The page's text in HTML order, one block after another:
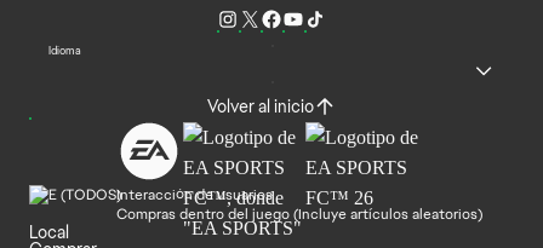
Idioma
Volver al inicio
Interacción de usuarios
Compras dentro del juego (Incluye artículos aleatorios)
Local